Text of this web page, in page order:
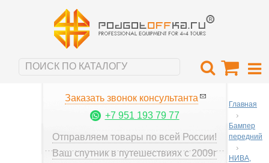
Заказать звонок консультанта
+7 951 193 79 77
Отправляем товары по всей России!
Ваш спутник в путешествиях с 2009г
Главная
Бампер
передний
НИВА,